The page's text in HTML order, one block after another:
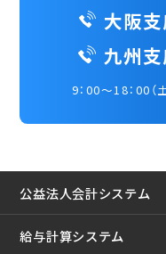
大阪
九州
9：00～18：00（
公益法人会計システム
給与計算システム